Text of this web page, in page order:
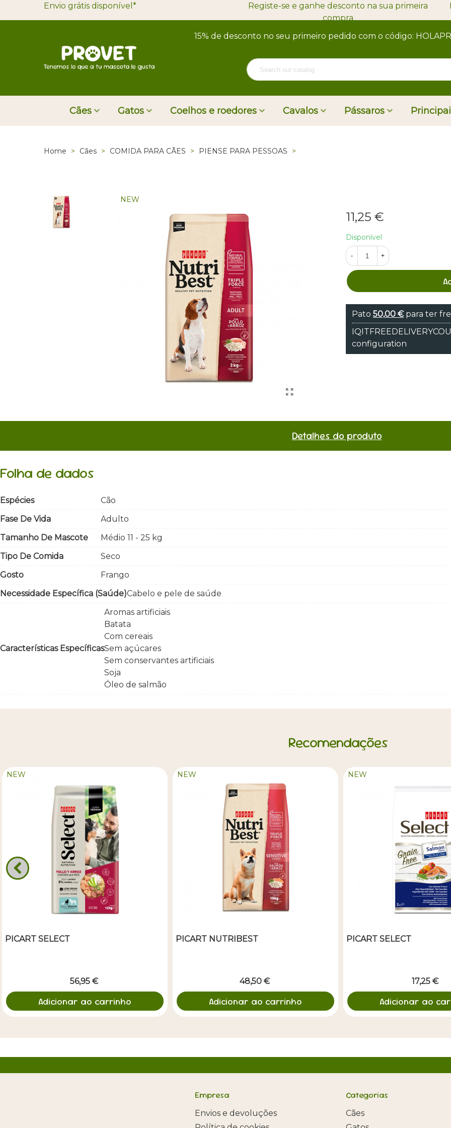
Envio grátis disponível*
Registe-se e ganhe desconto na sua primeira
compra
15% de desconto no seu primeiro pedido com o código:
Cães Gatos Coelhos e roedores Cavalos Pássaros
Home > Cães > COMIDA PARA CÃES > PIENSE PARA PESSOAS >
NEW
11,25 €
Disponível
- +
Pato 50,00 €para ter
configuration
Detalhes do produto
Folha de dados
Espécies
Cão
Fase De Vida
Adulto
Tamanho De Mascote
Médio 11 - 25 kg
Tipo De Comida
Seco
Gosto
Frango
Necessidade Específica (saúde)Cabelo e pele de saúde
Características Específicas
Aromas artificiais
Batata
Com cereais
Sem açúcares
Sem conservantes artificiais
Soja
Óleo de salmão
Recomendações
NEW
PICART SELECT
56,95 €
Adicionar ao carrinho
NEW
PICART NUTRIBEST
48,50 €
Adicionar ao carrinho
NEW
PICART SELECT
17,25 €
Adicionar ao
Empresa
Envios e devoluções
Categorias
Cães